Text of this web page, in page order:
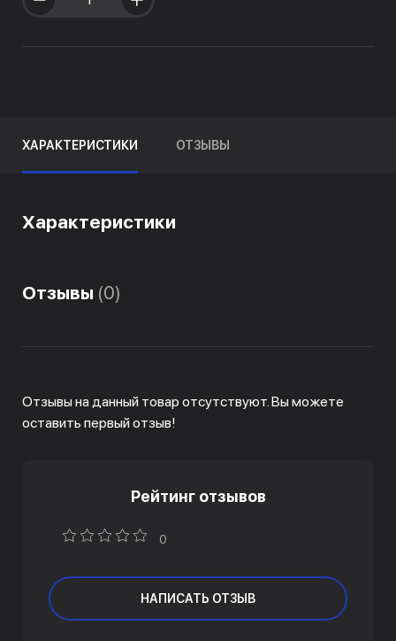
ХАРАКТЕРИСТИКИ ОТЗЫВЫ
Характеристики
Отзывы (0)
Отзывы на данный товар отсутствуют. Вы можете
оставить первый отзыв!
Рейтинг отзывов
0
НАПИСАТЬ ОТЗЫВ